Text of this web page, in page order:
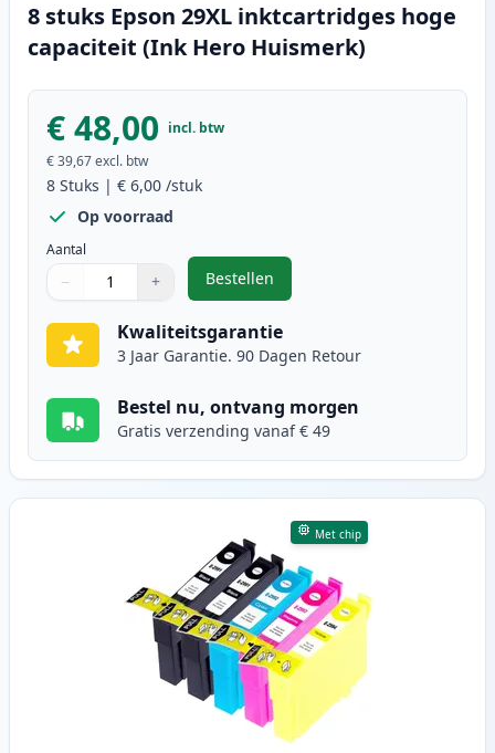
8 stuks Epson 29XL inktcartridges hoge
capaciteit (Ink Hero Huismerk)
€ 48,00 incl. btw
€ 39,67excl. btw
8 Stuks | € 6,00 /stuk
Op voorraad
Aantal
Gebruik de knoppen om aan te passen
− +
1
Bestellen
,8 stuks Epson 29XL
Kwaliteitsgarantie
3 Jaar Garantie. 90 Dagen Retour
Bestel nu, ontvang morgen
Gratis verzending vanaf € 49
Met chip